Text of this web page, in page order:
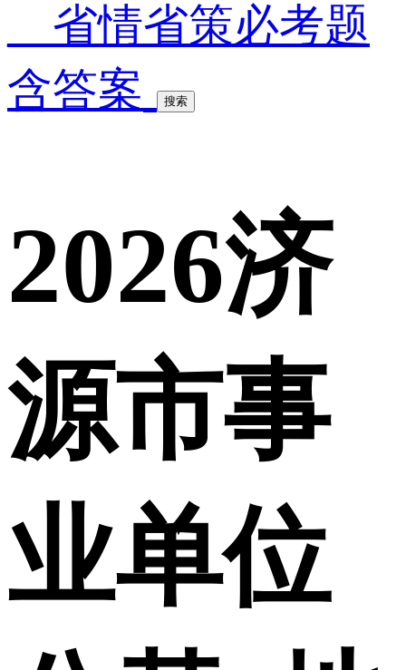
__省情省策必考题
含答案
搜索
2026济
源市事
业单位